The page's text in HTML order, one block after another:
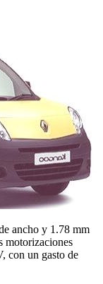
ancho y 1.78 mm
motorizaciones
con un gasto de